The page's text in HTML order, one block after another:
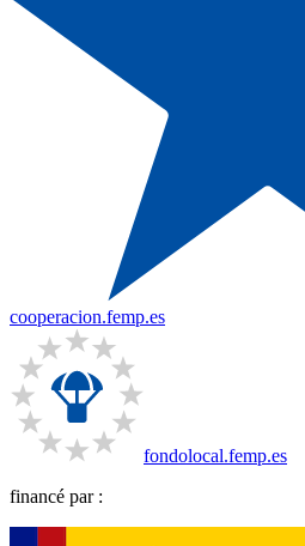
cooperacion.femp.es
fondolocal.femp.es
financé par :